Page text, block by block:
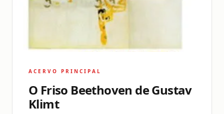
ACERVO PRINCIPAL
O Friso Beethoven de Gustav
Klimt